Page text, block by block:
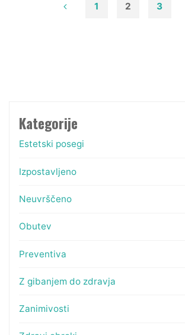
1 2 3
Kategorije
Estetski posegi
Izpostavljeno
Neuvrščeno
Obutev
Preventiva
Z gibanjem do zdravja
Zanimivosti